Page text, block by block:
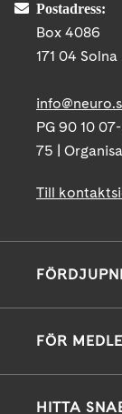
Postadress:
Box 4086
171 04 Solna
PG 90 10
75 |
Till
FÖR
HITTA